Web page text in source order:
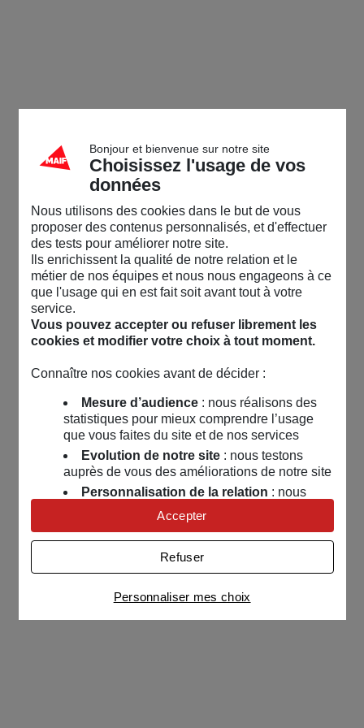
Bonjour et bienvenue sur notre site
Choisissez l'usage de vos
données
Nous utilisons des cookies dans le but de vous
proposer des contenus personnalisés, et d'effectuer
des tests pour améliorer notre site.
Ils enrichissent la qualité de notre relation et le
métier de nos équipes et nous nous engageons à ce
que l'usage qui en est fait soit avant tout à votre
service.
Vous pouvez accepter ou refuser librement les
cookies et modifier votre choix à tout moment.
Connaître nos cookies avant de décider :
Mesure d’audience: nous réalisons des
statistiques pour mieux comprendre l’usage
que vous faites du site et de nos services
Evolution de notre site: nous testons
auprès de vous des améliorations de notre site
Personnalisation de la relation : nous
nous servons de cookies pour adapter nos
contenus et personnaliser nos offres
Univers publicitaire: nous utilisons avec
nos partenaires des cookies pour afficher des
publicités personnalisées
Connaître notre politique cookies et la liste de nos
partenaires
Personnaliser mes choix
Refuser
Accepter